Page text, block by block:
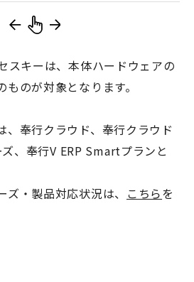
スキーは、本体ハードウェアの
のが対象となります。
、奉行クラウド、奉行クラウド
、奉行V ERP Smartプランと
・製品対応状況は、 こちらを